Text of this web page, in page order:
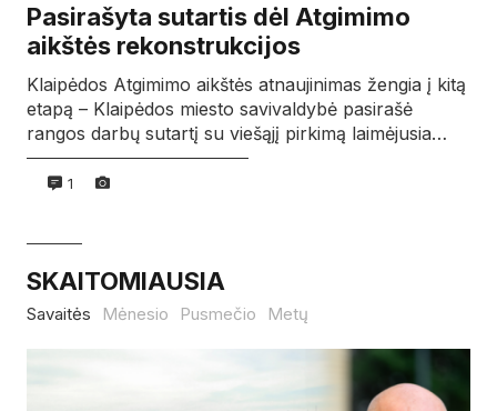
Pasirašyta sutartis dėl Atgimimo
aikštės rekonstrukcijos
Klaipėdos Atgimimo aikštės atnaujinimas žengia į kitą
etapą – Klaipėdos miesto savivaldybė pasirašė
rangos darbų sutartį su viešąjį pirkimą laimėjusia…
1
SKAITOMIAUSIA
Savaitės Mėnesio Pusmečio Metų